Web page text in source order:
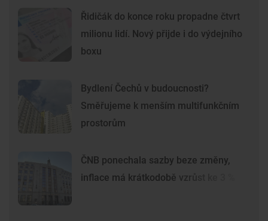
Řidičák do konce roku propadne čtvrt
milionu lidí. Nový přijde i do výdejního
boxu
Bydlení Čechů v budoucnosti?
Směřujeme k menším multifunkčním
prostorům
ČNB ponechala sazby beze změny,
inflace má krátkodobě vzrůst ke 3 %